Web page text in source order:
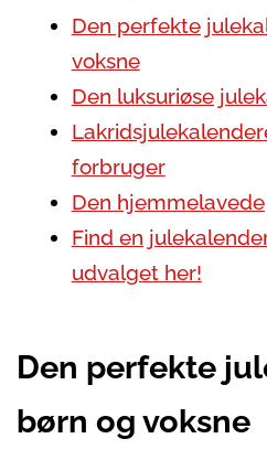
Den perfekte
voksne
Den luksuriøse
forbruger
Den
Find en
udvalget her!
Den perfekte
børn og voksne